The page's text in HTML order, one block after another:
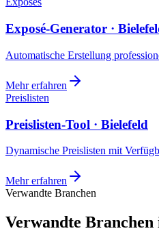
Exposé-Generator ·
Automatische Erstellung
Mehr erfahren
Preislisten
Preislisten-Tool · Bielefeld
Dynamische Preislisten mit
Mehr erfahren
Verwandte Branchen
Verwandte